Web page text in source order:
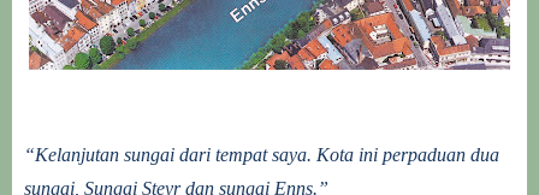
“Kelanjutan sungai dari tempat saya. Kota ini perpaduan dua
sungai, Sungai Steyr dan sungai Enns.”